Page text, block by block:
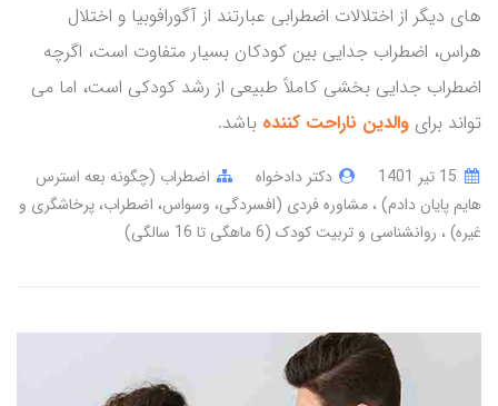
های دیگر از اختلالات اضطرابی عبارتند از آگورافوبیا و اختلال
هراس، اضطراب جدایی بین کودکان بسیار متفاوت است، اگرچه
اضطراب جدایی بخشی کاملاً طبیعی از رشد کودکی است، اما می
تواند برای والدین ناراحت کننده باشد.
دکتر دادخواه
اضطراب (چگونه بعه استرس
هایم پایان دادم) مشاوره فردی (افسردگی، وسواس، اضطراب، پرخاشگری و
غیره) روانشناسی و تربیت کودک (6 ماهگی تا 16 سالگی)